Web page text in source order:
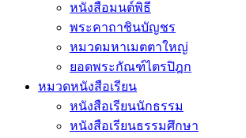
หนังสือมนต์พิธี
พระคาถาชินบัญชร
หมวดมหาเมตตาใหญ่
ยอดพระกัณฑ์ไตรปิฎก
หมวดหนังสือเรียน
หนังสือเรียนนักธรรม
หนังสือเรียนธรรมศึกษา